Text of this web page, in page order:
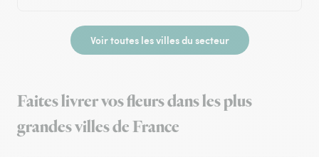
Voir toutes les villes du secteur
Faites livrer vos fleurs dans les plus
grandes villes de France